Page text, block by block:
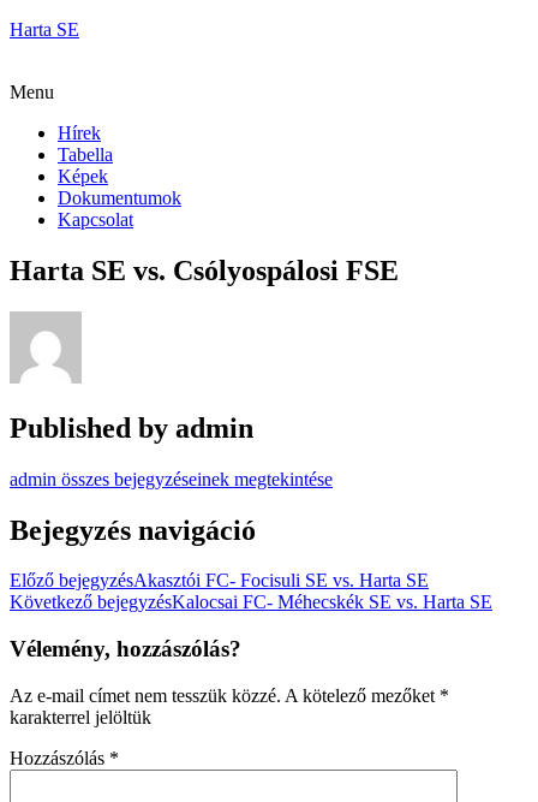
Harta SE
Menu
Hírek
Tabella
Képek
Dokumentumok
Kapcsolat
Harta SE vs. Csólyospálosi FSE
Published by admin
admin összes bejegyzéseinek megtekintése
Bejegyzés navigáció
Előző bejegyzésAkasztói FC- Focisuli SE vs. Harta SE
Következő bejegyzésKalocsai FC- Méhecskék SE vs. Harta SE
Vélemény, hozzászólás?
Az e-mail címet nem tesszük közzé. A kötelező mezőket *
karakterrel jelöltük
Hozzászólás *